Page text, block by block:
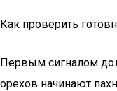
Как проверить
Первым сигналом
орехов начинают